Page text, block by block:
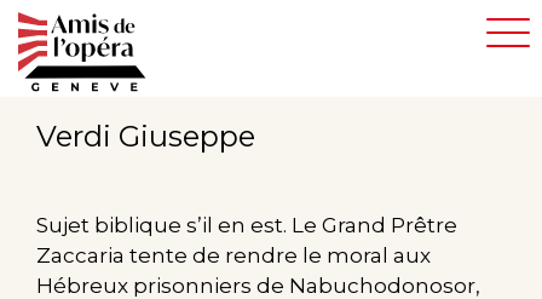
Aller
au
contenu
Verdi Giuseppe
Sujet biblique s’il en est. Le Grand Prêtre
Zaccaria tente de rendre le moral aux
Hébreux prisonniers de Nabuchodonosor,